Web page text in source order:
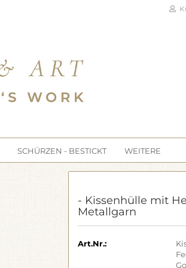
SCHÜRZEN - BESTICKT WEITERE
- Kissenhülle mit
Metallgarn
Art.Nr.: